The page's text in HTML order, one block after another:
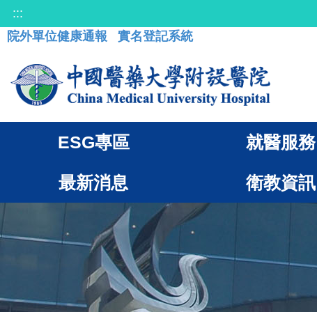
:::
院外單位健康通報
實名登記系統
ESG專區 就醫服務
最新消息 衛教資訊